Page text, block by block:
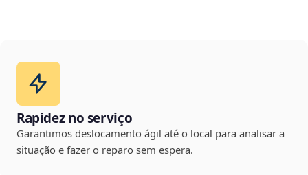
Rapidez no serviço
Garantimos deslocamento ágil até o local para analisar a
situação e fazer o reparo sem espera.